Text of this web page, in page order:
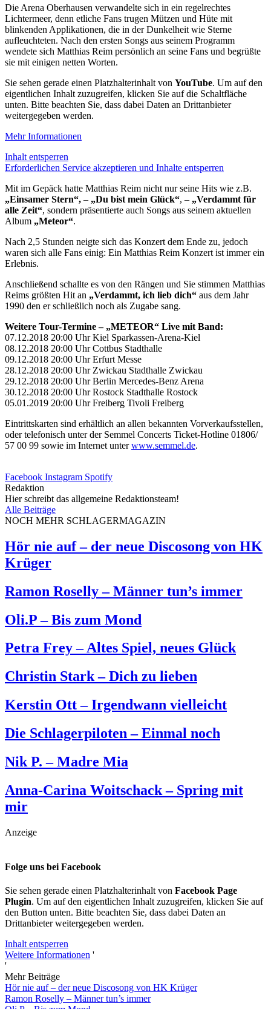
Die Arena Oberhausen verwandelte sich in ein regelrechtes
Lichtermeer, denn etliche Fans trugen Mützen und Hüte mit
blinkenden Applikationen, die in der Dunkelheit wie Sterne
aufleuchteten. Nach den ersten Songs aus seinem Programm
wendete sich Matthias Reim persönlich an seine Fans und begrüßte
sie mit einigen netten Worten.
Sie sehen gerade einen Platzhalterinhalt von YouTube. Um auf den
eigentlichen Inhalt zuzugreifen, klicken Sie auf die Schaltfläche
unten. Bitte beachten Sie, dass dabei Daten an Drittanbieter
weitergegeben werden.
Mehr Informationen
Inhalt entsperren
Erforderlichen Service akzeptieren und Inhalte entsperren
Mit im Gepäck hatte Matthias Reim nicht nur seine Hits wie z.B.
„Einsamer Stern“, – „Du bist mein Glück“, – „Verdammt für
alle Zeit“, sondern präsentierte auch Songs aus seinem aktuellen
Album „Meteor“.
Nach 2,5 Stunden neigte sich das Konzert dem Ende zu, jedoch
waren sich alle Fans einig: Ein Matthias Reim Konzert ist immer ein
Erlebnis.
Anschließend schallte es von den Rängen und Sie stimmen Matthias
Reims größten Hit an „Verdammt, ich lieb dich“ aus dem Jahr
1990 den er schließlich noch als Zugabe sang.
Weitere Tour-Termine – „METEOR“ Live mit Band:
07.12.2018 20:00 Uhr Kiel Sparkassen-Arena-Kiel
08.12.2018 20:00 Uhr Cottbus Stadthalle
09.12.2018 20:00 Uhr Erfurt Messe
28.12.2018 20:00 Uhr Zwickau Stadthalle Zwickau
29.12.2018 20:00 Uhr Berlin Mercedes-Benz Arena
30.12.2018 20:00 Uhr Rostock Stadthalle Rostock
05.01.2019 20:00 Uhr Freiberg Tivoli Freiberg
Eintrittskarten sind erhältlich an allen bekannten Vorverkaufsstellen,
oder telefonisch unter der Semmel Concerts Ticket-Hotline 01806/
57 00 99 sowie im Internet unterwww.semmel.de.
Facebook Instagram Spotify
Redaktion
Hier schreibt das allgemeine Redaktionsteam!
Alle Beiträge
NOCH MEHR SCHLAGERMAGAZIN
Hör nie auf – der neue Discosong von HK
Krüger
Ramon Roselly – Männer tun’s immer
Oli.P – Bis zum Mond
Petra Frey – Altes Spiel, neues Glück
Christin Stark – Dich zu lieben
Kerstin Ott – Irgendwann vielleicht
Die Schlagerpiloten – Einmal noch
Nik P. – Madre Mia
Anna-Carina Woitschack – Spring mit
mir
Anzeige
Folge uns bei Facebook
Sie sehen gerade einen Platzhalterinhalt von Facebook Page
Plugin. Um auf den eigentlichen Inhalt zuzugreifen, klicken Sie auf
den Button unten. Bitte beachten Sie, dass dabei Daten an
Drittanbieter weitergegeben werden.
Inhalt entsperren
Weitere Informationen '
'
Mehr Beiträge
Hör nie auf – der neue Discosong von HK Krüger
Ramon Roselly – Männer tun’s immer